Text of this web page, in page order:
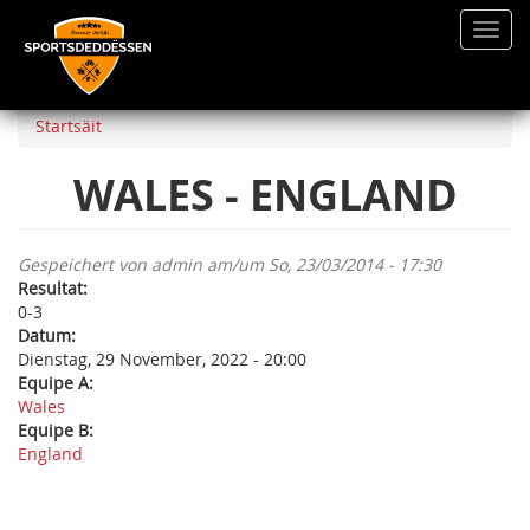
zum
InhaltStartsäit
WALES - ENGLAND
Gespeichert von admin am/um So, 23/03/2014 - 17:30
Resultat:
0-3
Datum:
Dienstag, 29 November, 2022 - 20:00
Equipe A:
Wales
Equipe B:
England